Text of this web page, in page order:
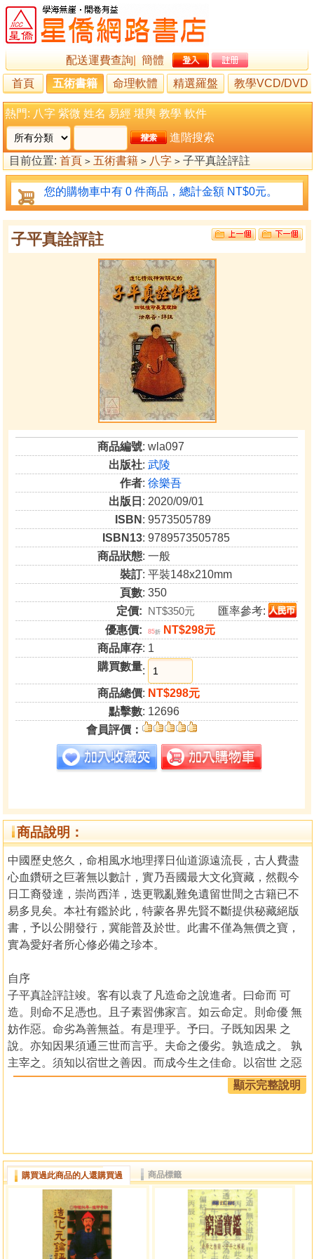
配送運費查詢
簡體
首頁
五術書籍 命理軟體 精選羅盤 教學VCD/DVD
熱門: 八字 紫微 姓名 易經 堪輿 教學 軟件
進階搜索
目前位置: 首頁 > 五術書籍 > 八字 > 子平真詮評註
您的購物車中有 0 件商品，總計金額 NT$0元。
子平真詮評註
商品編號: wla097
出版社:武陵
作者:徐樂吾
出版日 : 2020/09/01
ISBN : 9573505789
ISBN13: 9789573505785
商品狀態: 一般
裝訂: 平裝148x210mm
頁數: 350
定價: NT$350元
匯率參考:
優惠價:
85折
NT$298元
商品庫存: 1
購買數量:
商品總價: NT$298元
點擊數: 12696
會員評價：
商品說明：
中國歷史悠久，命相風水地理擇日仙道源遠流長，古人費盡
心血鑽研之巨著無以數計，實乃吾國最大文化寶藏，然觀今
日工裔發達，崇尚西洋，迭更戰亂難免遺留世間之古籍已不
易多見矣。本社有鑑於此，特蒙各界先賢不斷提供秘藏絕版
書，予以公開發行，冀能普及於世。此書不僅為無價之寶，
實為愛好者所心修必備之珍本。
自序
子平真詮評註竣。客有以袁了凡造命之說進者。曰命而 可
造。則命不足憑也。且子素習佛家言。如云命定。則命優 無
妨作惡。命劣為善無益。有是理乎。予曰。子既知因果 之
說。亦知因果須通三世而言乎。夫命之優劣。孰造成之。 孰
主宰之。須知以宿世之善因。而成今生之佳命。以宿世 之惡
因。而成今生之劣命。命運優劣。成於宿因。此為有定者
為世重。若命劣運劣。則弱草輕塵。蹂躪道旁矣。命優而 運
劣者。大都安享有餘。而不能有為於時。此宿因也。若不安
於義命。勉強進取。則傾家蕩產。聲名狼藉。此近因也。
故命之所定。功名事業。水到渠成。否則。棘地荊天。 勞而
無功。至於成功失敗之程度。則隨其所造之因。 有非命運所
能推算者或者循是因而成將來之果定未來之命。 則不可知
顯示完整說明
購買過此商品的人還購買過 商品標籤